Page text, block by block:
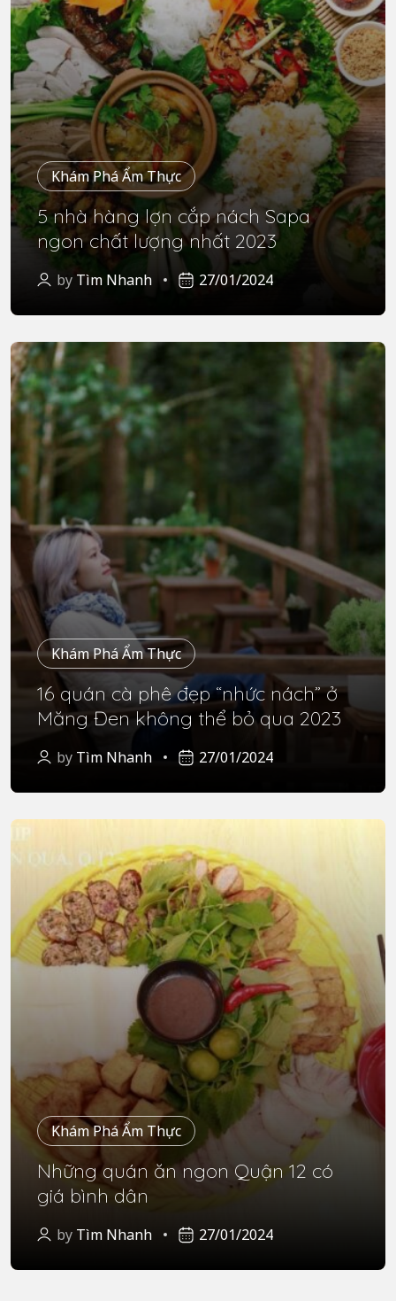
Khám Phá Ẩm Thực
5 nhà hàng lợn cắp nách Sapa
ngon chất lượng nhất 2023
by Tìm Nhanh 27/01/2024
Khám Phá Ẩm Thực
16 quán cà phê đẹp “nhức nách” ở
Măng Đen không thể bỏ qua 2023
by Tìm Nhanh 27/01/2024
Khám Phá Ẩm Thực
Những quán ăn ngon Quận 12 có
giá bình dân
by Tìm Nhanh 27/01/2024